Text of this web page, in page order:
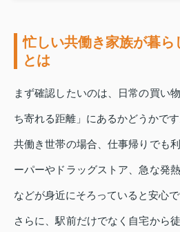
忙しい共働き家族が暮ら
とは
まず確認したいのは、日常の買い
ち寄れる距離」にあるかどうかです
共働き世帯の場合、仕事帰りでも
ーパーやドラッグストア、急な発
などが身近にそろっていると安心で
さらに、駅前だけでなく自宅から